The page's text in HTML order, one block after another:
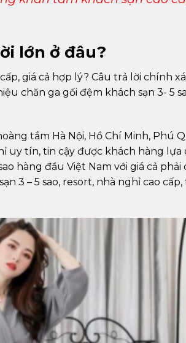
lớn ở đâu?
giá cả hợp lý? Câu trả lời chính
chăn ga gối đệm khách sạn 3- 5
tắm Hà Nội, Hồ Chí Minh, Phú
tín, tin cậy được khách hàng lựa
hàng đầu Việt Nam với giá cả phải
3 – 5 sao, resort, nhà nghỉ cao